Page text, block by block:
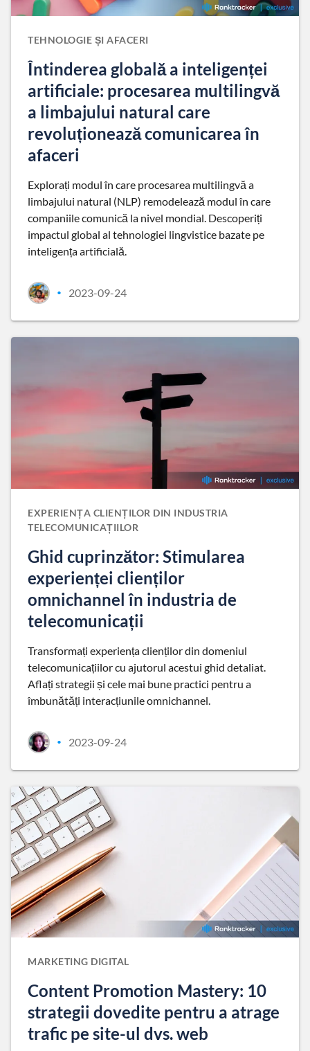
TEHNOLOGIE ȘI AFACERI
Întinderea globală a inteligenței
artificiale: procesarea multilingvă
a limbajului natural care
revoluționează comunicarea în
afaceri
Explorați modul în care procesarea multilingvă a
limbajului natural (NLP) remodelează modul în care
companiile comunică la nivel mondial. Descoperiți
impactul global al tehnologiei lingvistice bazate pe
inteligența artificială.
• 2023-09-24
EXPERIENȚA CLIENȚILOR DIN INDUSTRIA
TELECOMUNICAȚIILOR
Ghid cuprinzător: Stimularea
experienței clienților
omnichannel în industria de
telecomunicații
Transformați experiența clienților din domeniul
telecomunicațiilor cu ajutorul acestui ghid detaliat.
Aflați strategii și cele mai bune practici pentru a
îmbunătăți interacțiunile omnichannel.
• 2023-09-24
MARKETING DIGITAL
Content Promotion Mastery: 10
strategii dovedite pentru a atrage
trafic pe site-ul dvs. web